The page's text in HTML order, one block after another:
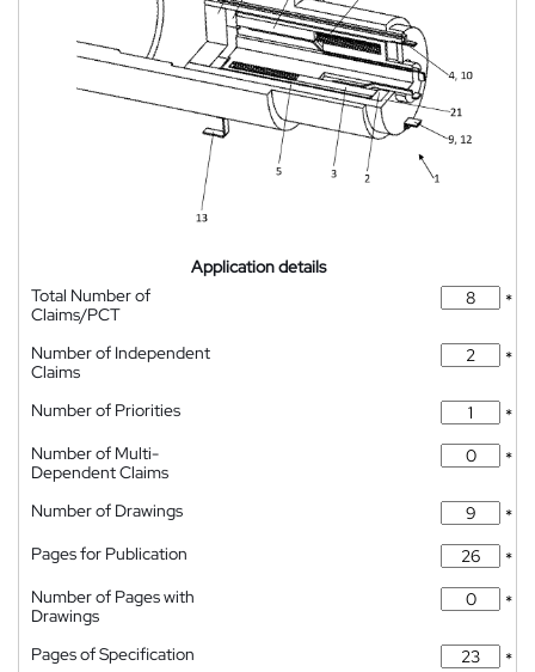
Application details
Total Number of
Claims/PCT
*
Number of Independent
Claims
*
Number of Priorities
*
Number of Multi-
Dependent Claims
*
Number of Drawings
*
Pages for Publication
*
Number of Pages with
Drawings
*
Pages of Specification
*